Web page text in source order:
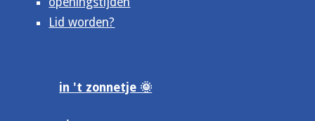
Lid worden?
in 't zonnetje 🌞